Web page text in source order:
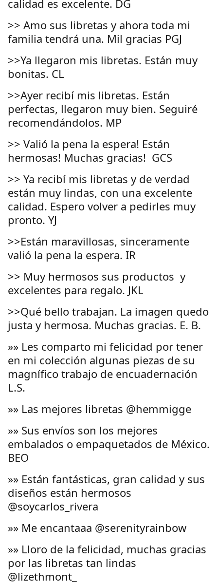
calidad es excelente. DG
>> Amo sus libretas y ahora toda mi
familia tendrá una. Mil gracias PGJ
>>Ya llegaron mis libretas. Están muy
bonitas. CL
>>Ayer recibí mis libretas. Están
perfectas, llegaron muy bien. Seguiré
recomendándolos. MP
>> Valió la pena la espera! Están
hermosas! Muchas gracias! GCS
>> Ya recibí mis libretas y de verdad
están muy lindas, con una excelente
calidad. Espero volver a pedirles muy
pronto. YJ
>>Están maravillosas, sinceramente
valió la pena la espera. IR
>> Muy hermosos sus productos y
excelentes para regalo. JKL
>>Qué bello trabajan. La imagen quedo
justa y hermosa. Muchas gracias. E. B.
»» Les comparto mi felicidad por tener
en mi colección algunas piezas de su
magnífico trabajo de encuadernación
L.S.
»» Las mejores libretas @hemmigge
»» Sus envíos son los mejores
embalados o empaquetados de México.
BEO
»» Están fantásticas, gran calidad y sus
diseños están hermosos
@soycarlos_rivera
»» Me encantaaa @serenityrainbow
»» Lloro de la felicidad, muchas gracias
por las libretas tan lindas
@lizethmont_